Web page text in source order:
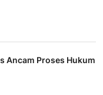
Ancam Proses Hukum